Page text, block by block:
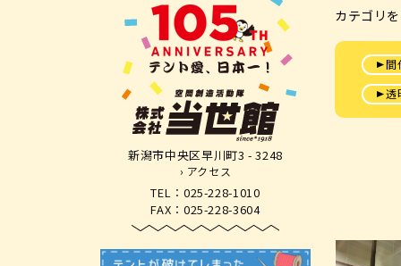
新潟市中央区早川町3 - 3248
› アクセス
TEL：025-228-1010
FAX：025-228-3604
カテゴリ
間
透